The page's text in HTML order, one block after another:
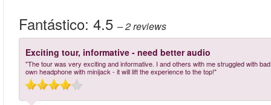
Fantástico: 4.5 – 2reviews
Exciting tour, informative - need better audio
"The tour was very exciting and informative. I and others with me struggled with
own headphone with minijack - it will lift the experience to the top!"